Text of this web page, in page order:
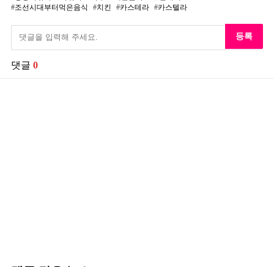
조선시대부터먹은음식
치킨 카스테라 카스텔라
등록
댓글 0